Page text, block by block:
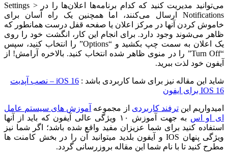
می‌توانید مدیریت کنید که کدام برنامه‌ها اعلان‌ها را در Settings >
Notifications ارسال می‌کنند، اما همچنین یک راه آسان برای
خاموش کردن آنها در مرکز اعلان یا صفحه قفل درست همانطور که
ظاهر می‌شوند وجود دارد. برای انجام این کار، انگشت خود را روی
یک اعلان به سمت چپ بکشید و “Options” را انتخاب کنید، سپس
“Turn Off” را در منوی ظاهر شده انتخاب کنید. بالاخره آرامش! از
آیفون خود لذت ببرید.
شاید این مقاله نیز برای شما کاربردی باشد :
iOS 16 – نصب آپدیت
IOS 16 برای ایفون
امیدواریم اینترفند کاربردی از مجموعه آموزش های سیستم عامل
ای او اس
به جهت آموزش ۱۰ ویژگی عالی آیفون که باید از آنها
استفاده کنید برای شما عزیزان مفید واقع شده باشد؛ اگر شما نیز
ویژگی پنهان IOS و آیفون بلدید میتوانید آن را در بخش کامنت ها
مطرح کنید تا با نام شما این مقاله بروزرسانی گردد.